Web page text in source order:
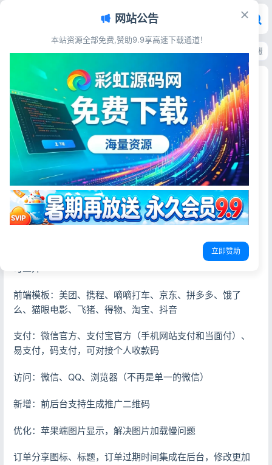
首页>源码资源>电子商务>新版11合1代付商城系统源码 11套主流平台模板
新版11合1代付商城系统源码 11套主流平台模板全
开源无加密带管理后台
彩虹源码网
2026-06-16 27阅读
源码简介
对比前面一个版本，这个版本主要更新了携程、滴滴二个模
板，增加了支付宝当面付功能（前面的版本只支持手机网站
支付接口）
全新十一合一代付商城系统源码，node项目，全开源无加密
前端模板：美团、携程、嘀嘀打车、京东、拼多多、饿了
么、猫眼电影、飞猪、得物、淘宝、抖音
支付：微信官方、支付宝官方（手机网站支付和当面付）、
易支付，码支付，可对接个人收款码
访问：微信、QQ、浏览器（不再是单一的微信）
新增：前后台支持生成推广二维码
优化：苹果端图片显示，解决图片加载慢问题
订单分享图标、标题，订单过期时间集成在后台，修改更加
网站公告
本站资源全部免费,赞助9.9享高速下载通道！
立即赞助